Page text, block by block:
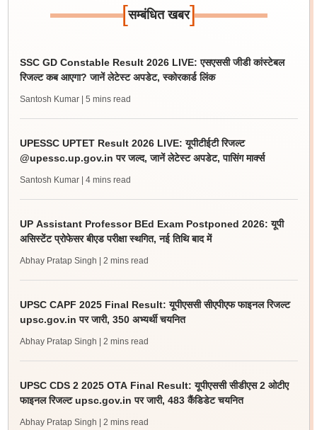
[सम्बंधित खबर]
SSC GD Constable Result 2026 LIVE: एसएससी जीडी कांस्टेबल
रिजल्ट कब आएगा? जानें लेटेस्ट अपडेट, स्कोरकार्ड लिंक
Santosh Kumar | 5 mins read
UPESSC UPTET Result 2026 LIVE: यूपीटीईटी रिजल्ट
@upessc.up.gov.in पर जल्द, जानें लेटेस्ट अपडेट, पासिंग मार्क्स
Santosh Kumar | 4 mins read
UP Assistant Professor BEd Exam Postponed 2026: यूपी
असिस्टेंट प्रोफेसर बीएड परीक्षा स्थगित, नई तिथि बाद में
Abhay Pratap Singh | 2 mins read
UPSC CAPF 2025 Final Result: यूपीएससी सीएपीएफ फाइनल रिजल्ट
upsc.gov.in पर जारी, 350 अभ्यर्थी चयनित
Abhay Pratap Singh | 2 mins read
UPSC CDS 2 2025 OTA Final Result: यूपीएससी सीडीएस 2 ओटीए
फाइनल रिजल्ट upsc.gov.in पर जारी, 483 कैंडिडेट चयनित
Abhay Pratap Singh | 2 mins read